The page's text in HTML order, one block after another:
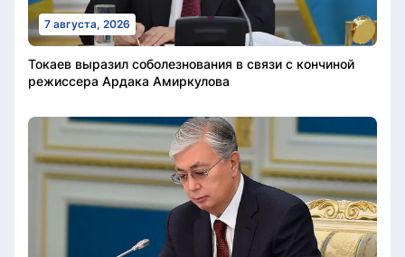
7 августа, 2026
Токаев выразил соболезнования в связи с кончиной
режиссера Ардака Амиркулова